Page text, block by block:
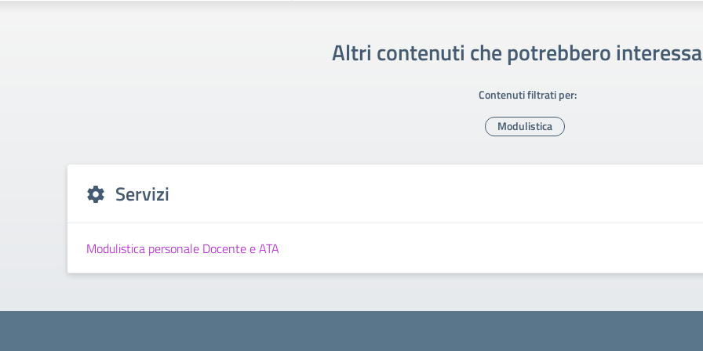
Altri contenuti che potrebbero
Contenuti filtrati per:
Modulistica
Servizi
Modulistica personale Docente e ATA